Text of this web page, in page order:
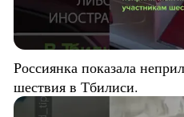
Россиянка показала
шествия в Тбилиси.